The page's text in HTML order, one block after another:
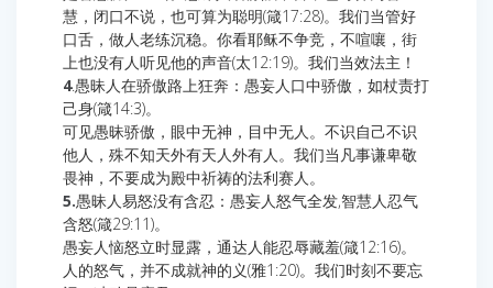
慧，闭口不说，也可算为聪明(箴17:28)。我们当管好
口舌，做人老练沉稳。你看耶稣不争竞，不喧嚷，街
上也没有人听见他的声音(太12:19)。我们当效法主！
4.愚昧人在骄傲路上狂奔：愚妄人口中骄傲，如杖责打
己身(箴14:3)。
可见愚昧骄傲，眼中无神，目中无人。不识自己不识
他人，殊不知天外有天人外有人。我们当凡事谦卑敬
畏神，不要成为殿中祈祷的法利赛人。
5.愚昧人易怒没有含忍：愚妄人怒气全发,智慧人忍气
含怒(箴29:11)。
愚妄人恼怒立时显露，通达人能忍辱藏羞(箴12:16)。
人的怒气，并不成就神的义(雅1:20)。我们时刻不要忘